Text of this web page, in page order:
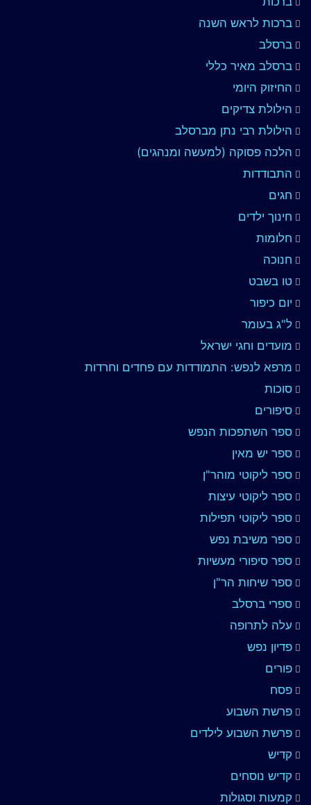
ברכות לראש השנה
ברסלב
ברסלב מאיר כללי
החיזוק היומי
הילולת צדיקים
הילולת רבי נתן מברסלב
הלכה פסוקה (למעשה ומנהגים)
התבודדות
חגים
חינוך ילדים
חלומות
חנוכה
טו בשבט
יום כיפור
ל"ג בעומר
מועדים וחגי ישראל
מרפא לנפש: התמודדות עם פחדים וחרדות
סוכות
סיפורים
ספר השתפכות הנפש
ספר יש מאין
ספר ליקוטי מוהר"ן
ספר ליקוטי עיצות
ספר ליקוטי תפילות
ספר משיבת נפש
ספר סיפורי מעשיות
ספר שיחות הר"ן
ספרי ברסלב
עלה לתרופה
פדיון נפש
פורים
פסח
פרשת השבוע
פרשת השבוע לילדים
קדיש
קדיש נוסחים
קמעות וסגולות